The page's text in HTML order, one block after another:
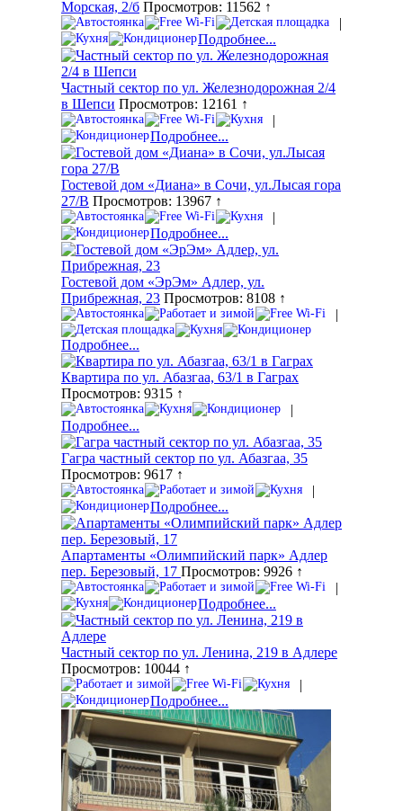
Морская, 2/б Просмотров: 11562 ↑
|
Подробнее...
Частный сектор по ул. Железнодорожная 2/4
в Шепси Просмотров: 12161 ↑
|
Подробнее...
Гостевой дом «Диана» в Сочи, ул.Лысая гора
27/В Просмотров: 13967 ↑
|
Подробнее...
Гостевой дом «ЭрЭм» Адлер, ул.
Прибрежная, 23 Просмотров: 8108 ↑
|
Подробнее...
Квартира по ул. Абазгаа, 63/1 в Гаграх
Просмотров: 9315 ↑
|
Подробнее...
Гагра частный сектор по ул. Абазгаа, 35
Просмотров: 9617 ↑
|
Подробнее...
Апартаменты «Олимпийский парк» Адлер
пер. Березовый, 17 Просмотров: 9926 ↑
|
Подробнее...
Частный сектор по ул. Ленина, 219 в Адлере
Просмотров: 10044 ↑
|
Подробнее...